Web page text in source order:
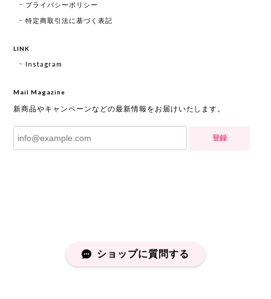
プライバシーポリシー
特定商取引法に基づく表記
LINK
Instagram
Mail Magazine
新商品やキャンペーンなどの最新情報をお届けいたします。
登録
ショップに質問する